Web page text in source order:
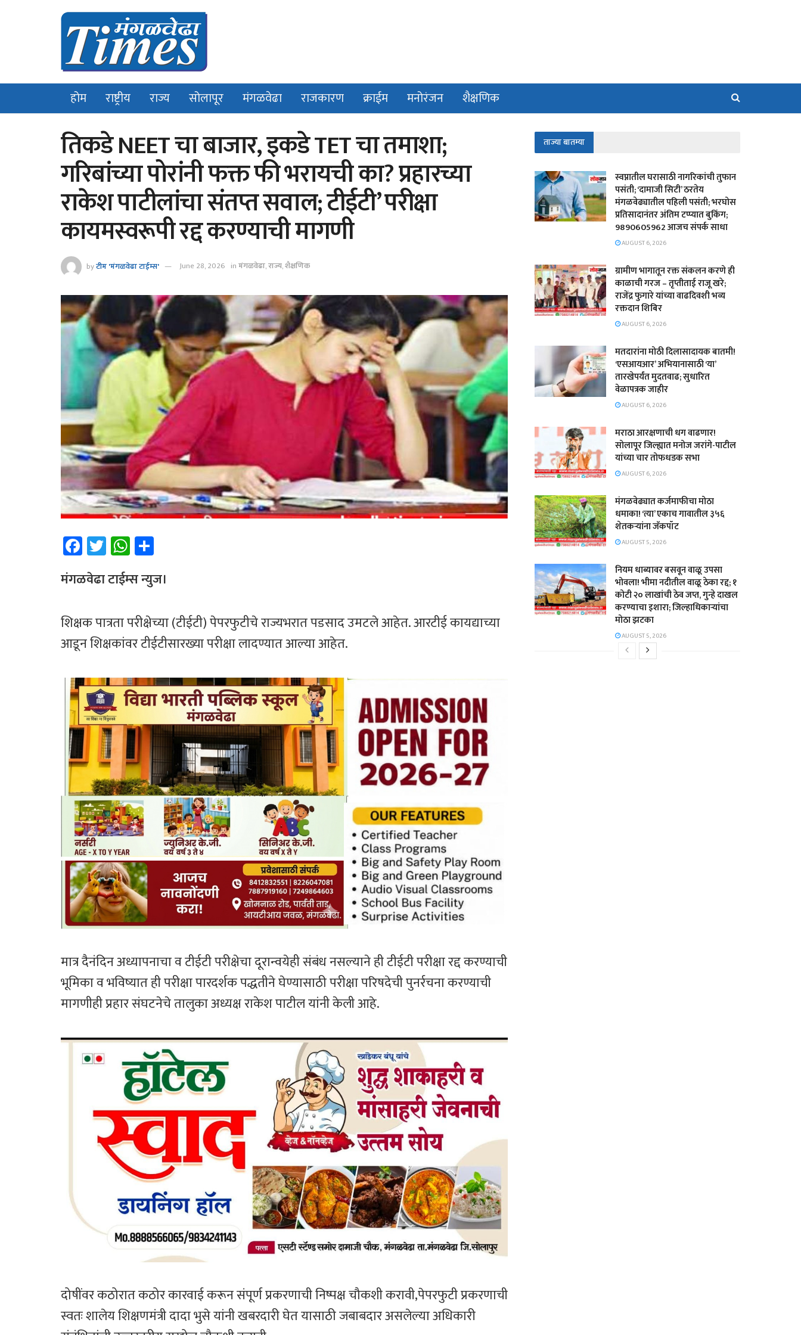
होम राष्ट्रीय राज्य सोलापूर मंगळवेढा राजकारण क्राईम मनोरंजन शैक्षणिक
तिकडे NEET चा बाजार, इकडे TET चा तमाशा;
गरिबांच्या पोरांनी फक्त फी भरायची का? प्रहारच्या
राकेश पाटीलांचा संतप्त सवाल; टीईटी’ परीक्षा
कायमस्वरूपी रद्द करण्याची मागणी
byटीम 'मंगळवेढा टाईम्स' June 28, 2026 inमंगळवेढा,राज्य,शैक्षणिक
Fa
ce
b
ok
T
wi
tt
W
h
at
p
p
e
मंगळवेढा टाईम्स न्युज।
शिक्षक पात्रता परीक्षेच्या (टीईटी) पेपरफुटीचे राज्यभरात पडसाद उमटले आहेत. आरटीई कायद्याच्या
आडून शिक्षकांवर टीईटीसारख्या परीक्षा लादण्यात आल्या आहेत.
मात्र दैनंदिन अध्यापनाचा व टीईटी परीक्षेचा दूरान्वयेही संबंध नसल्याने ही टीईटी परीक्षा रद्द करण्याची
भूमिका व भविष्यात ही परीक्षा पारदर्शक पद्धतीने घेण्यासाठी परीक्षा परिषदेची पुनर्रचना करण्याची
मागणीही प्रहार संघटनेचे तालुका अध्यक्ष राकेश पाटील यांनी केली आहे.
दोषींवर कठोरात कठोर कारवाई करून संपूर्ण प्रकरणाची निष्पक्ष चौकशी करावी,पेपरफुटी प्रकरणाची
स्वतः शालेय शिक्षणमंत्री दादा भुसे यांनी खबरदारी घेत यासाठी जबाबदार असलेल्या अधिकारी
ताज्या बातम्या
स्वप्नातील घरासाठी नागरिकांची तुफान
पसंती; ‘दामाजी सिटी’ ठरतेय
मंगळवेढ्यातील पहिली पसंती; भरघोस
प्रतिसादानंतर अंतिम टप्प्यात बुकिंग;
9890605962 आजच संपर्क साधा
AUGUST 6, 2026
ग्रामीण भागातून रक्त संकलन करणे ही
काळाची गरज – तृप्तीताई राजू खरे;
राजेंद्र फुगारे यांच्या वाढदिवशी भव्य
रक्तदान शिबिर
AUGUST 6, 2026
मतदारांना मोठी दिलासादायक बातमी!
‘एसआयआर’ अभियानासाठी ‘या’
तारखेपर्यंत मुदतवाढ; सुधारित
वेळापत्रक जाहीर
AUGUST 6, 2026
मराठा आरक्षणाची धग वाढणार!
सोलापूर जिल्ह्यात मनोज जरांगे-पाटील
यांच्या चार तोफधडक सभा
AUGUST 6, 2026
मंगळवेढ्यात कर्जमाफीचा मोठा
धमाका! ‘त्या’ एकाच गावातील ३५६
शेतकऱ्यांना जॅकपॉट
AUGUST 5, 2026
नियम धाब्यावर बसवून वाळू उपसा
भोवला! भीमा नदीतील वाळू ठेका रद्द; १
कोटी २० लाखांची ठेव जप्त, गुन्हे दाखल
करण्याचा इशारा; जिल्हाधिकाऱ्यांचा
मोठा झटका
AUGUST 5, 2026